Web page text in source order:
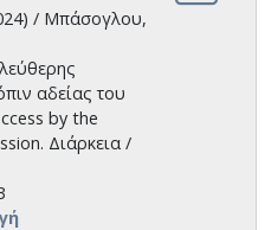
/ Μπάσογλου,
αδείας του
by the
Διάρκεια /